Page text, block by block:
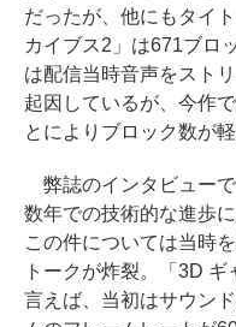
だったが、他にもタイ
カイブス2」は671ブロ
は配信当時音声をスト
起因しているが、今作
とによりブロック数が
弊誌のインタビュー
数年での技術的な進歩
この件については当時
トークが炸裂。「3D
言えば、当初はサウン